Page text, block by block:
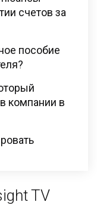
счетов за
пособие
компании в
TV